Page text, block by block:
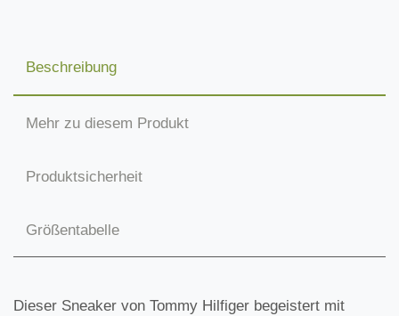
Beschreibung
Mehr zu diesem Produkt
Produktsicherheit
Größentabelle
Dieser Sneaker von Tommy Hilfiger begeistert mit